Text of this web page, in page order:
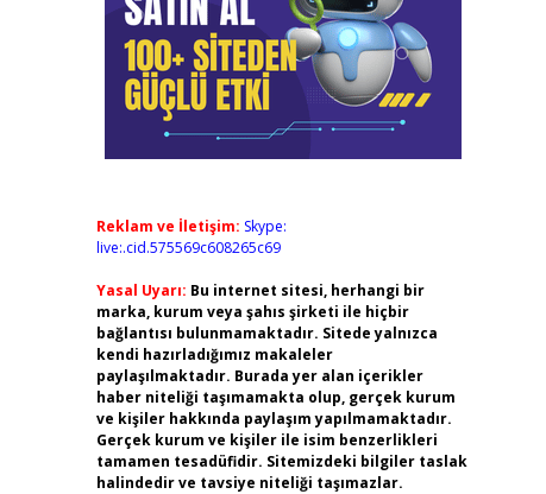
Reklam ve İletişim: Skype:
live:.cid.575569c608265c69
Yasal Uyarı: Bu internet sitesi, herhangi bir
marka, kurum veya şahıs şirketi ile hiçbir
bağlantısı bulunmamaktadır. Sitede yalnızca
kendi hazırladığımız makaleler
paylaşılmaktadır. Burada yer alan içerikler
haber niteliği taşımamakta olup, gerçek kurum
ve kişiler hakkında paylaşım yapılmamaktadır.
Gerçek kurum ve kişiler ile isim benzerlikleri
tamamen tesadüfidir. Sitemizdeki bilgiler taslak
halindedir ve tavsiye niteliği taşımazlar.